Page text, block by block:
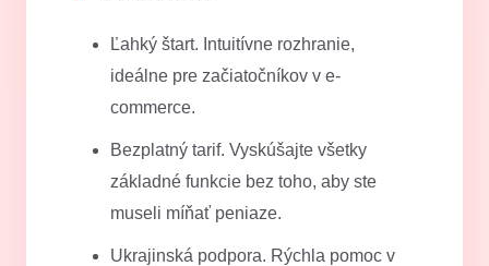
Ľahký štart. Intuitívne rozhranie,
ideálne pre začiatočníkov v e-
commerce.
Bezplatný tarif. Vyskúšajte všetky
základné funkcie bez toho, aby ste
museli míňať peniaze.
Ukrajinská podpora. Rýchla pomoc v